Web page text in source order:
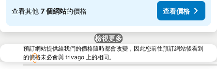
查看其他 7 個網站的價格 查看價格
檢視更多
預訂網站提供給我們的價格隨時都會改變，因此您前往預訂網站後看到
的價格未必會與 trivago 上的相同。